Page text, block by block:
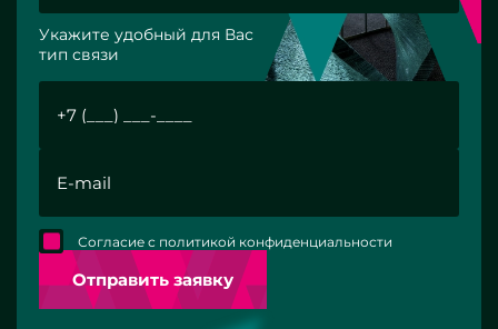
Укажите удобный для Вас
тип связи
Отправить заявку
Согласие с политикой конфиденциальности